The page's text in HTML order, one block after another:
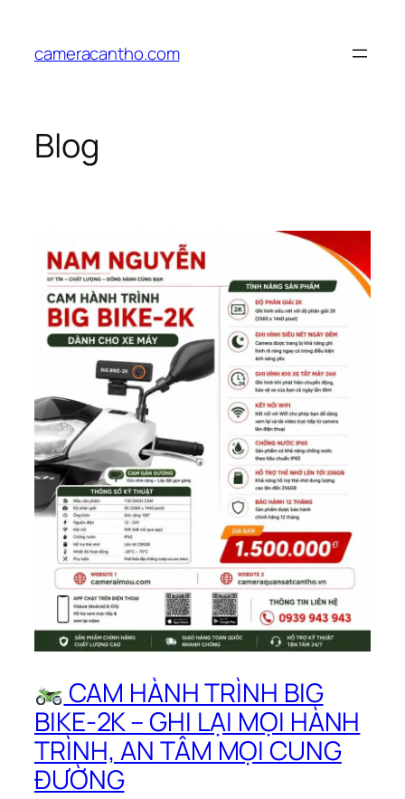
phầncameracantho.com
Blog
CAM HÀNH TRÌNH BIG
BIKE-2K – GHI LẠI MỌI HÀNH
TRÌNH, AN TÂM MỌI CUNG
ĐƯỜNG